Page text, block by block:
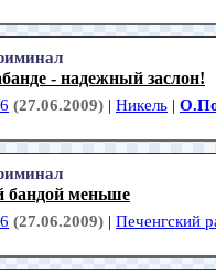
- надежный заслон!
(27.06.2009) | Никель |
бандой меньше
(27.06.2009) | Печенгский